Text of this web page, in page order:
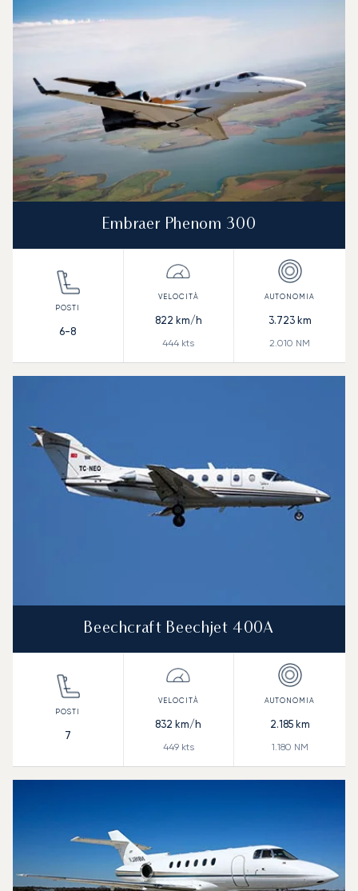
Autonomia (NM)
Embraer Phenom 300
6-8
822 km/h
444 kts
3.723km
2.010 NM
Beechcraft Beechjet 400A
7
832 km/h
449kts
2.185km
1.180 NM